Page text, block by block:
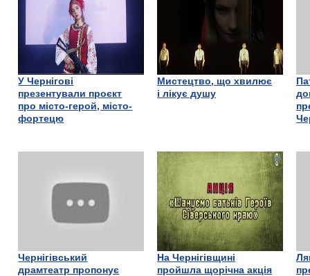
У Чернігові
презентували проєкт
про місто-герой, місто-
фортецю
Мистецтво, що хвилює
і лікує душу
Чернігівський
драмтеатр пропонує
На Чернігівщині
пройшла щорічна акція